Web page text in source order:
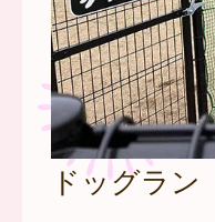
ドッグラン